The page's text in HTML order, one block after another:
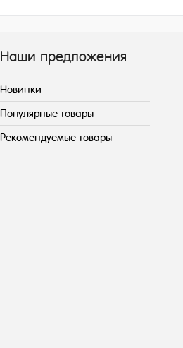
Наши предложения
Новинки
Популярные товары
Рекомендуемые товары